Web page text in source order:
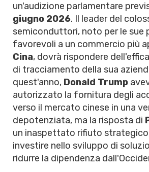
un'audizione parlamentare
giugno 2026. Il leader del
semiconduttori, noto per le sue
favorevoli a un commercio più
Cina, dovrà rispondere
di tracciamento della sua
quest'anno, Donald Trump
autorizzato la fornitura degli
verso il mercato cinese in una
depotenziata, ma la risposta di
un inaspettato rifiuto
investire nello sviluppo di
ridurre la dipendenza